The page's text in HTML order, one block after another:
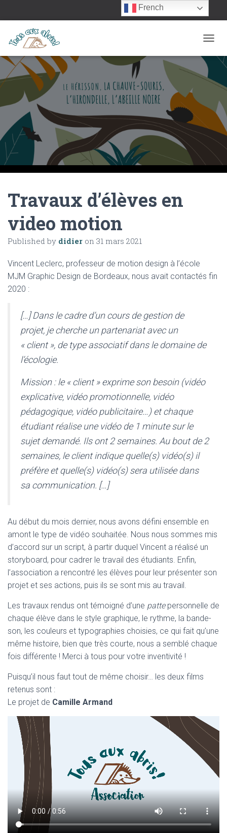
Travaux d’élèves en
video motion
Published by didier on 31 mars 2021
Vincent Leclerc, professeur de motion design à l’école
MJM Graphic Design de Bordeaux, nous avait contactés fin
2020 :
[…] Dans le cadre d’un cours de gestion de
projet, je cherche un partenariat avec un
« client », de type associatif dans le domaine de
l’écologie.
Mission : le « client » exprime son besoin (vidéo
explicative, vidéo promotionnelle, vidéo
pédagogique, vidéo publicitaire…) et chaque
étudiant réalise une vidéo de 1 minute sur le
sujet demandé. Ils ont 2 semaines. Au bout de 2
semaines, le client indique quelle(s) vidéo(s) il
préfère et quelle(s) vidéo(s) sera utilisée dans
sa communication. […]
Au début du mois dernier, nous avons défini ensemble en
amont le type de vidéo souhaitée. Nous nous sommes mis
d’accord sur un script, à partir duquel Vincent a réalisé un
storyboard, pour cadrer le travail des étudiants. Enfin,
l’association a rencontré les élèves pour leur présenter son
projet et ses actions, puis ils se sont mis au travail.
Les travaux rendus ont témoigné d’une pattepersonnelle de
chaque élève dans le style graphique, le rythme, la bande-
son, les couleurs et typographies choisies, ce qui fait qu’une
même histoire, bien que très courte, nous a semblé chaque
fois différente ! Merci à tous pour votre inventivité !
Puisqu’il nous faut tout de même choisir… les deux films
retenus sont :
Le projet de Camille Armand
French